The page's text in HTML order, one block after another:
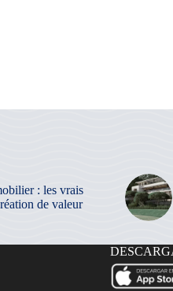
: les vrais
de valeur